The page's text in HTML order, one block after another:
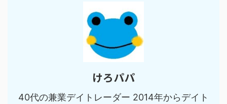
けろパパ
40代の兼業デイトレーダー 2014年からデイト